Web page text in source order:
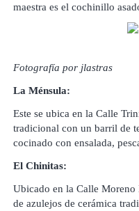
maestra es el cochinillo
Fotografía por jlastras
La Ménsula:
Este se ubica en la Calle
tradicional con un barril de
cocinado con ensalada,
El Chinitas:
Ubicado en la Calle
de azulejos de cerámica